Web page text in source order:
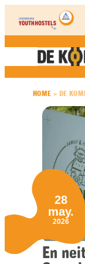
Skip to content
HOME » DE
En
28
may.
2026